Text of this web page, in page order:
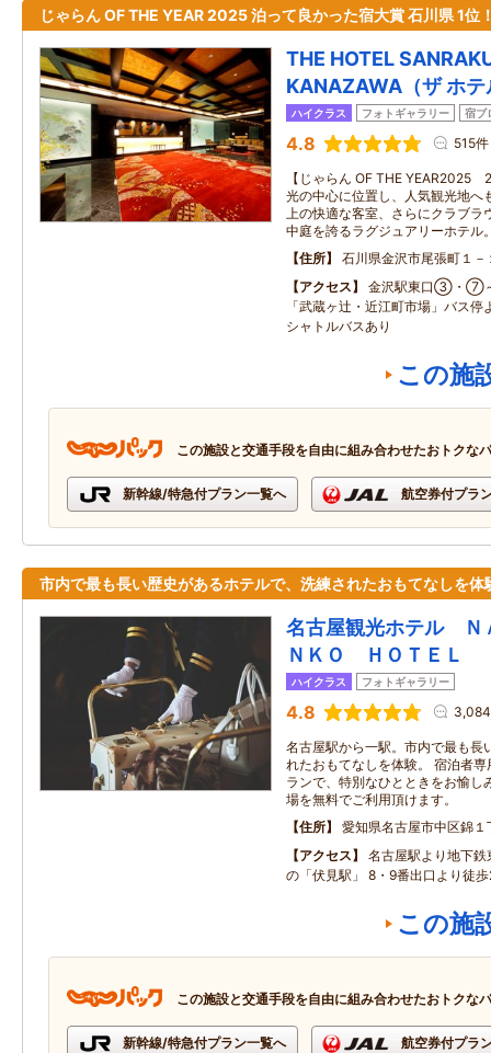
じゃらん OF THE YEAR 2025 泊って良かった宿大賞 石川県 1位
THE HOTEL
KANAZAWA（ザ ホテ
ハイクラス フォトギャラリー 宿ブ
4.8 515件
【じゃらん OF THE YEAR2025
光の中心に位置し、人気観光地へ
上の快適な客室、さらにクラブラ
中庭を誇るラグジュアリーホテル
住所
石川県金沢市尾張町１－
アクセス
金沢駅東口③・⑦
「武蔵ヶ辻・近江町市場」バス
シャトルバスあり
この施
この施設と交通手段を自由に組み合わせたおトクな
新幹線/特急付プラン一覧へ 航空券付プラ
市内で最も長い歴史があるホテルで、洗練されたおもてなしを体
名古屋観光ホテル
ＮＫＯ ＨＯＴＥＬ
ハイクラス フォトギャラリー
4.8
名古屋駅から一駅。市内で最も長
れたおもてなしを体験。 宿泊者
ランで、特別なひとときをお愉し
場を無料でご利用頂けます。
住所
愛知県名古屋市中区錦
アクセス
名古屋駅より地下
の「伏見駅」 8・9番出口より徒
この施
この施設と交通手段を自由に組み合わせたおトクな
新幹線/特急付プラン一覧へ 航空券付プラ